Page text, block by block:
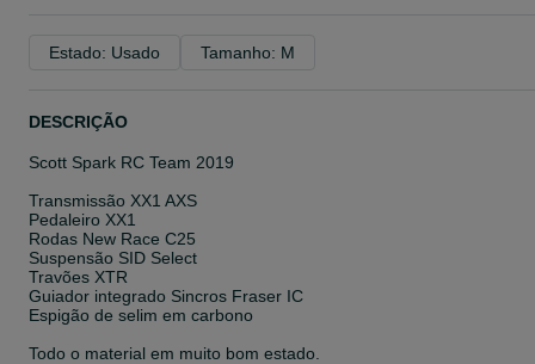
Estado: Usado Tamanho: M
DESCRIÇÃO
Scott Spark RC Team 2019
Transmissão XX1 AXS
Pedaleiro XX1
Rodas New Race C25
Suspensão SID Select
Travões XTR
Guiador integrado Sincros Fraser IC
Espigão de selim em carbono
Todo o material em muito bom estado.